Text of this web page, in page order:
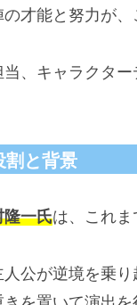
才能と努力が
、キャラクタ
割と背景
隆一氏は、これま
公が逆境を乗